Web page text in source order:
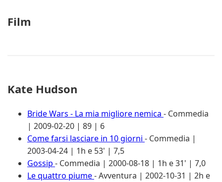
Film
Kate Hudson
Bride Wars - La mia migliore nemica - Commedia
| 2009-02-20 | 89 | 6
Come farsi lasciare in 10 giorni - Commedia |
2003-04-24 | 1h e 53' | 7,5
Gossip - Commedia | 2000-08-18 | 1h e 31' | 7,0
Le quattro piume- Avventura | 2002-10-31 | 2h e